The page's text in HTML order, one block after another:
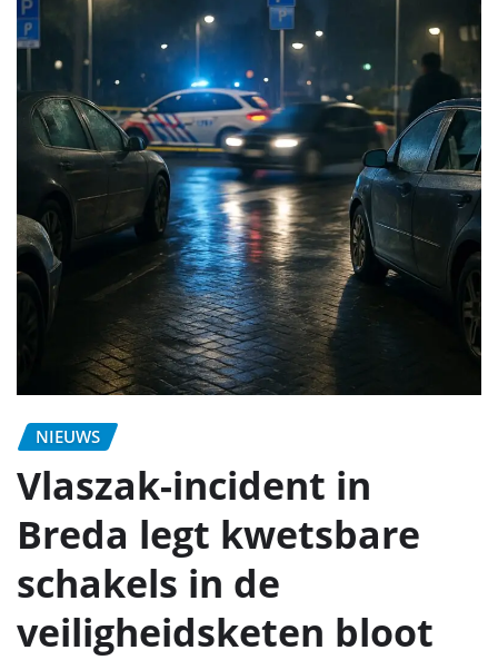
NIEUWS
Vlaszak-incident in
Breda legt kwetsbare
schakels in de
veiligheidsketen bloot